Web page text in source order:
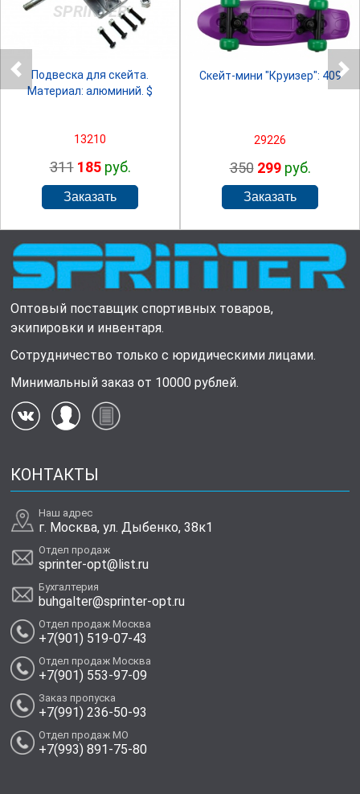
SPRINTER
Подвеска для скейта.
Материал: алюминий. $
13210
311 185руб.
SPRINTER
Скейт-мини "Круизер": 409
29226
350 299руб.
Оптовый поставщик спортивных товаров,
экипировки и инвентаря.
Сотрудничество только с юридическими лицами.
Минимальный заказ от 10000 рублей.
КОНТАКТЫ
Наш адрес
г. Москва, ул. Дыбенко, 38к1
Отдел продаж
sprinter-opt@list.ru
Бухгалтерия
buhgalter@sprinter-opt.ru
Отдел продаж Москва
+7(901) 519-07-43
Отдел продаж Москва
+7(901) 553-97-09
Заказ пропуска
+7(991) 236-50-93
Отдел продаж МО
+7(993) 891-75-80